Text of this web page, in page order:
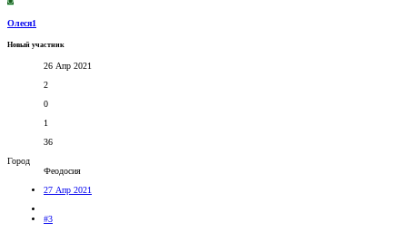
Олеся1
Новый участник
26 Апр 2021
2
0
1
36
Город
Феодосия
27 Апр 2021
#3